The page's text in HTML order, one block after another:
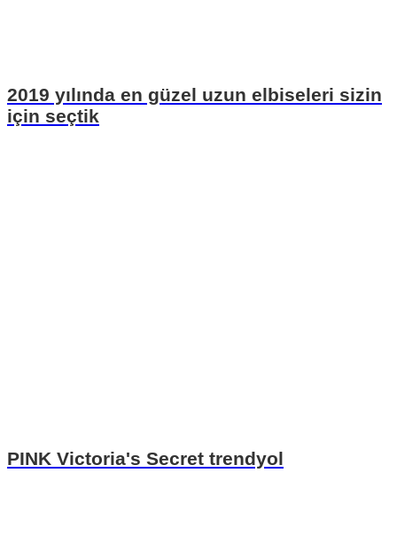
2019 yılında en güzel uzun elbiseleri sizin
için seçtik
PINK Victoria's Secret trendyol